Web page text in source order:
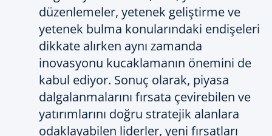
düzenlemeler, yetenek geliştirme ve
yetenek bulma konularındaki endişeleri
dikkate alırken aynı zamanda
inovasyonu kucaklamanın önemini de
kabul ediyor. Sonuç olarak, piyasa
dalgalanmalarını fırsata çevirebilen ve
yatırımlarını doğru stratejik alanlara
odaklayabilen liderler, yeni fırsatları